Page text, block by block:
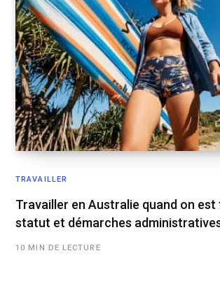
TRAVAILLER
Travailler en Australie quand on est
statut et démarches
10 MIN DE LECTURE